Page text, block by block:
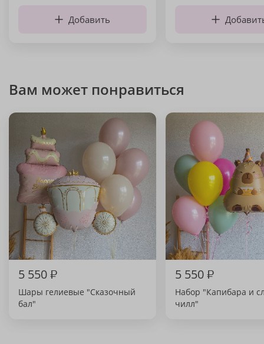
Добавить
Вам может понравиться
5 550₽
Шары гелиевые "Сказочный
бал"
5 550₽
Набор "Капибара и
чилл"